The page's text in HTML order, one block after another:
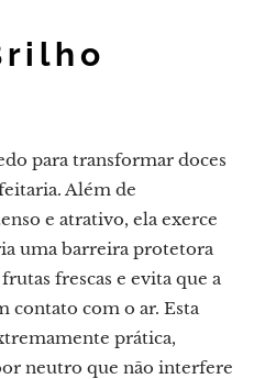
para transformar doces
Além de
e atrativo, ela exerce
uma barreira protetora
frescas e evita que a
contato com o ar. Esta
prática,
neutro que não interfere